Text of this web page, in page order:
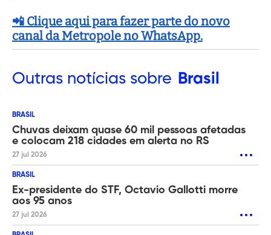
📲 Clique aqui para fazer parte do novo
canal da Metropole no WhatsApp.
Outras notícias sobre Brasil
BRASIL
Chuvas deixam quase 60 mil pessoas afetadas
e colocam 218 cidades em alerta no RS
27 jul 2026
BRASIL
Ex-presidente do STF, Octavio Gallotti morre
aos 95 anos
27 jul 2026